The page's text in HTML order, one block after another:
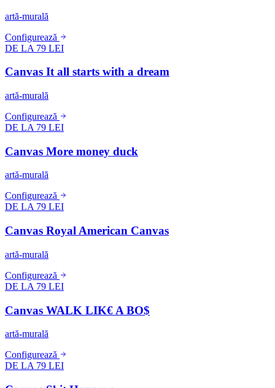
artă-murală
Configurează
DE LA 79 LEI
Canvas It all starts with a dream
artă-murală
Configurează
DE LA 79 LEI
Canvas More money duck
artă-murală
Configurează
DE LA 79 LEI
Canvas Royal American Canvas
artă-murală
Configurează
DE LA 79 LEI
Canvas WALK LIK€ A BO$
artă-murală
Configurează
DE LA 79 LEI